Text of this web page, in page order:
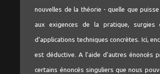
nouvelles de la théorie - quelle que
aux exigences de la pratique, surgies
d'applications techniques concrètes. Ici,
est déductive. A l'aide d'autres énoncés
certains énoncés singuliers que nous